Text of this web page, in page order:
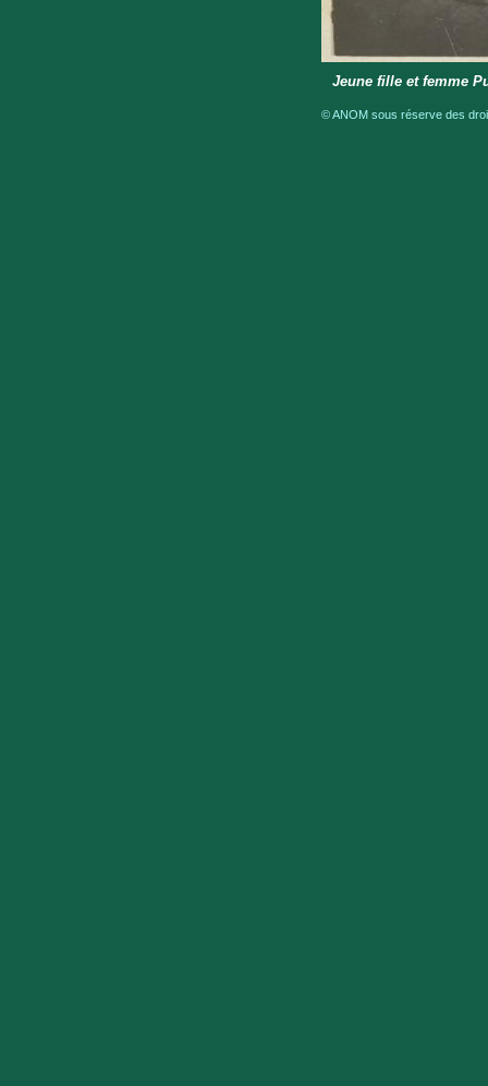
Jeune fille et femme
© ANOM sous réserve des